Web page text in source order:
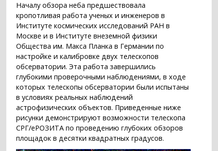
Началу обзора неба предшествовала
кропотливая работа ученых и инженеров в
Институте космических исследований РАН в
Москве и в Институте внеземной физики
Общества им. Макса Планка в Германии по
настройке и калибровке двух телескопов
обсерватории. Эта работа завершились
глубокими проверочными наблюдениями, в ходе
которых телескопы обсерватории были испытаны
в условиях реальных наблюдений
астрофизических объектов. Приведенные ниже
рисунки демонстрируют возможности телескопа
СРГ/еРОЗИТА по проведению глубоких обзоров
площадок в десятки квадратных градусов.